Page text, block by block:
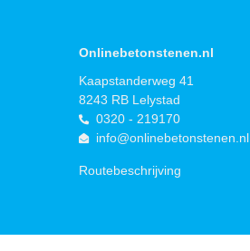
Onlinebetonstenen.nl
Kaapstanderweg 41
8243 RB Lelystad
0320 - 219170
info@onlinebetonstenen.nl
Routebeschrijving